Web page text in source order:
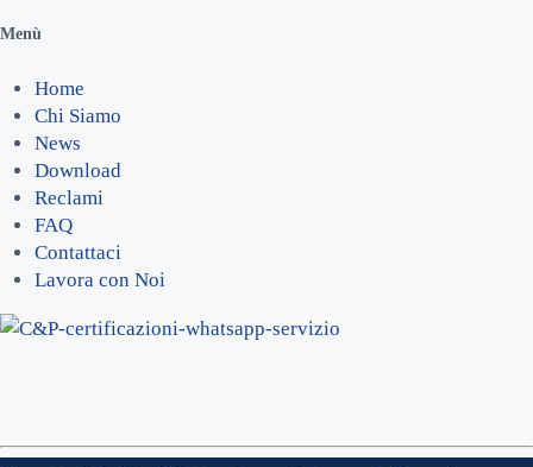
Menù
Home
Chi Siamo
News
Download
Reclami
FAQ
Contattaci
Lavora con Noi